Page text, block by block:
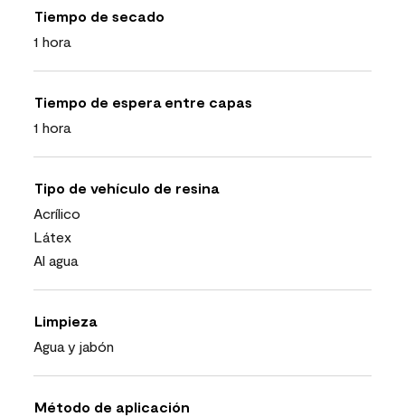
Tiempo de secado
1 hora
Tiempo de espera entre capas
1 hora
Tipo de vehículo de resina
Acrílico
Látex
Al agua
Limpieza
Agua y jabón
Método de aplicación